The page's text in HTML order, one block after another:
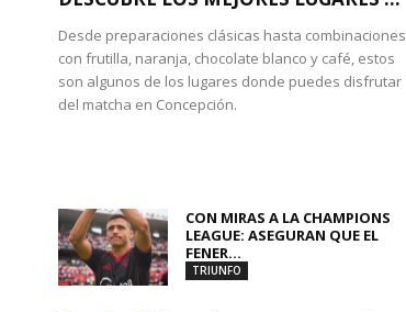
Desde preparaciones clásicas hasta combinaciones
con frutilla, naranja, chocolate blanco y café, estos
son algunos de los lugares donde puedes disfrutar
del matcha en Concepción.
CON MIRAS A LA CHAMPIONS
LEAGUE: ASEGURAN QUE EL
FENER...
TRIUNFO